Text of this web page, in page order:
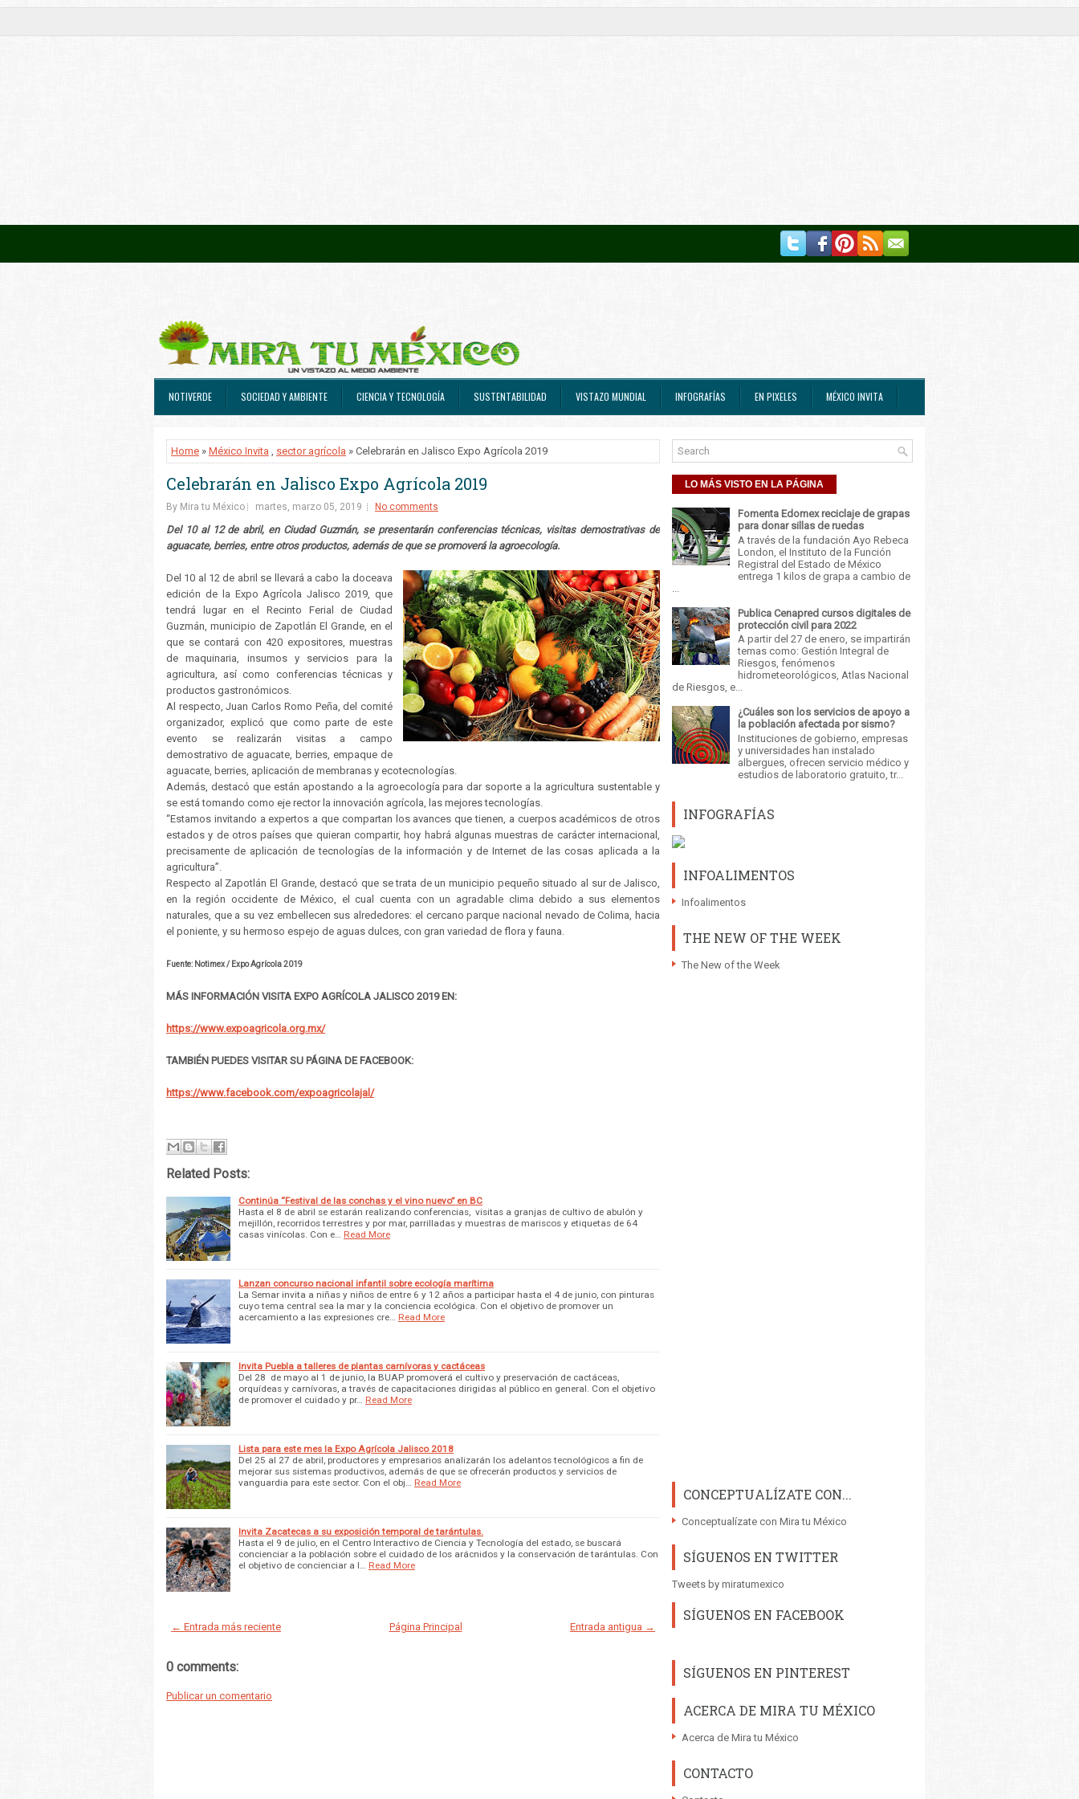
NOTIVERDE SOCIEDAD Y AMBIENTE CIENCIA Y TECNOLOGÍA SUSTENTABILIDAD VISTAZO MUNDIAL INFOGRAFÍAS EN PIXELES MÉXICO INVITA
Home » México Invita , sector agrícola » Celebrarán en Jalisco Expo Agrícola 2019
Celebrarán en Jalisco Expo Agrícola 2019
By Mira tu México martes, marzo 05, 2019 No comments
Del 10 al 12 de abril, en Ciudad Guzmán, se presentarán conferencias técnicas, visitas demostrativas de
aguacate, berries, entre otros productos, además de que se promoverá la agroecología.
Del 10 al 12 de abril se llevará a cabo la doceava
edición de la Expo Agrícola Jalisco 2019, que
tendrá lugar en el Recinto Ferial de Ciudad
Guzmán, municipio de Zapotlán El Grande, en el
que se contará con 420 expositores, muestras
de maquinaria, insumos y servicios para la
agricultura, así como conferencias técnicas y
productos gastronómicos.
Al respecto, Juan Carlos Romo Peña, del comité
organizador, explicó que como parte de este
evento se realizarán visitas a campo
demostrativo de aguacate, berries, empaque de
aguacate, berries, aplicación de membranas y ecotecnologías.
Además, destacó que están apostando a la agroecología para dar soporte a la agricultura sustentable y
se está tomando como eje rector la innovación agrícola, las mejores tecnologías.
“Estamos invitando a expertos a que compartan los avances que tienen, a cuerpos académicos de otros
estados y de otros países que quieran compartir, hoy habrá algunas muestras de carácter internacional,
precisamente de aplicación de tecnologías de la información y de Internet de las cosas aplicada a la
agricultura”.
Respecto al Zapotlán El Grande, destacó que se trata de un municipio pequeño situado al sur de Jalisco,
en la región occidente de México, el cual cuenta con un agradable clima debido a sus elementos
naturales, que a su vez embellecen sus alrededores: el cercano parque nacional nevado de Colima, hacia
el poniente, y su hermoso espejo de aguas dulces, con gran variedad de flora y fauna.
Fuente: Notimex / Expo Agrícola 2019
MÁS INFORMACIÓN VISITA EXPO AGRÍCOLA JALISCO 2019 EN:
https://www.expoagricola.org.mx/
TAMBIÉN PUEDES VISITAR SU PÁGINA DE FACEBOOK:
https://www.facebook.com/expoagricolajal/
Related Posts:
Continúa “Festival de las conchas y el vino nuevo” en BC
Hasta el 8 de abril se estarán realizando conferencias, visitas a granjas de cultivo de abulón y
mejillón, recorridos terrestres y por mar, parrilladas y muestras de mariscos y etiquetas de 64
casas vinícolas. Con e…
Read More
Lanzan concurso nacional infantil sobre ecología marítima
La Semar invita a niñas y niños de entre 6 y 12 años a participar hasta el 4 de junio, con pinturas
cuyo tema central sea la mar y la conciencia ecológica. Con el objetivo de promover un
acercamiento a las expresiones cre…
Read More
Invita Puebla a talleres de plantas carnívoras y cactáceas
Del 28 de mayo al 1 de junio, la BUAP promoverá el cultivo y preservación de cactáceas,
orquídeas y carnívoras, a través de capacitaciones dirigidas al público en general. Con el objetivo
de promover el cuidado y pr…
Read More
Lista para este mes la Expo Agrícola Jalisco 2018
Del 25 al 27 de abril, productores y empresarios analizarán los adelantos tecnológicos a fin de
mejorar sus sistemas productivos, además de que se ofrecerán productos y servicios de
vanguardia para este sector. Con el obj…
Read More
Invita Zacatecas a su exposición temporal de tarántulas.
Hasta el 9 de julio, en el Centro Interactivo de Ciencia y Tecnología del estado, se buscará
concienciar a la población sobre el cuidado de los arácnidos y la conservación de tarántulas. Con
el objetivo de concienciar a l…
Read More
← Entrada más reciente Entrada antigua →
Página Principal
0 comments:
Publicar un comentario
LO MÁS VISTO EN LA PÁGINA
Fomenta Edomex reciclaje de grapas
para donar sillas de ruedas
A través de la fundación Ayo Rebeca
London, el Instituto de la Función
Registral del Estado de México
entrega 1 kilos de grapa a cambio de
Publica Cenapred cursos digitales de
protección civil para 2022
A partir del 27 de enero, se impartirán
temas como: Gestión Integral de
Riesgos, fenómenos
hidrometeorológicos, Atlas Nacional
de Riesgos, e...
¿Cuáles son los servicios de apoyo a
la población afectada por sismo?
Instituciones de gobierno, empresas
y universidades han instalado
albergues, ofrecen servicio médico y
estudios de laboratorio gratuito, tr...
INFOGRAFÍAS
INFOALIMENTOS
Infoalimentos
THE NEW OF THE WEEK
The New of the Week
CONCEPTUALÍZATE CON...
Conceptualízate con Mira tu México
SÍGUENOS EN TWITTER
Tweets by miratumexico
SÍGUENOS EN FACEBOOK
SÍGUENOS EN PINTEREST
ACERCA DE MIRA TU MÉXICO
Acerca de Mira tu México
CONTACTO